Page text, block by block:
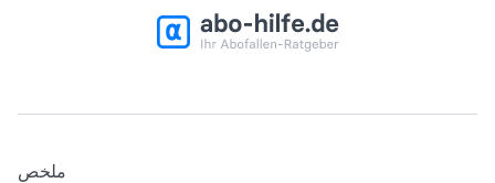
ملخص